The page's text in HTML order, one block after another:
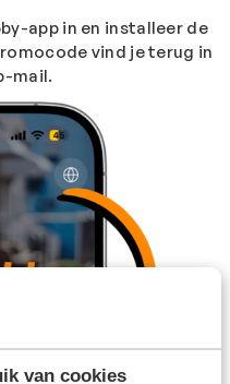
van cookies
app in en installeer de
vind je terug in
mail.